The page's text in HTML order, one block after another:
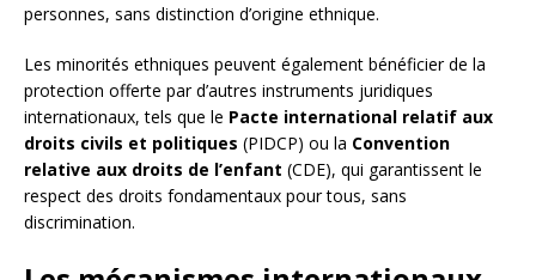
personnes, sans distinction d’origine ethnique.
Les minorités ethniques peuvent également bénéficier de la
protection offerte par d’autres instruments juridiques
internationaux, tels que le Pacte international relatif aux
droits civils et politiques (PIDCP) ou la Convention
relative aux droits de l’enfant (CDE), qui garantissent le
respect des droits fondamentaux pour tous, sans
discrimination.